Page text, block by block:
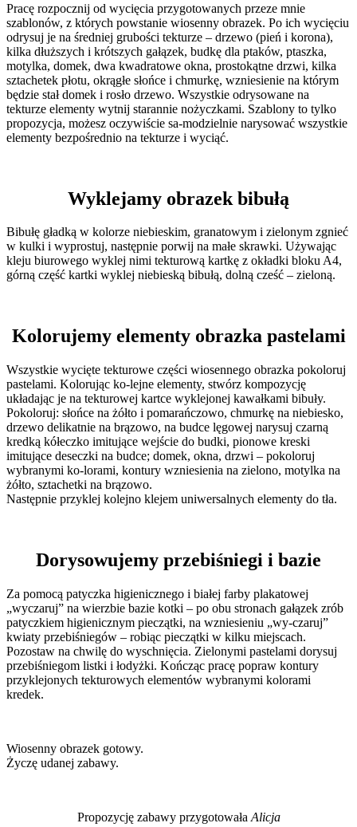
Pracę rozpocznij od wycięcia przygotowanych przeze mnie
szablonów, z których powstanie wiosenny obrazek. Po ich wycięciu
odrysuj je na średniej grubości tekturze – drzewo (pień i korona),
kilka dłuższych i krótszych gałązek, budkę dla ptaków, ptaszka,
motylka, domek, dwa kwadratowe okna, prostokątne drzwi, kilka
sztachetek płotu, okrągłe słońce i chmurkę, wzniesienie na którym
będzie stał domek i rosło drzewo. Wszystkie odrysowane na
tekturze elementy wytnij starannie nożyczkami. Szablony to tylko
propozycja, możesz oczywiście sa-modzielnie narysować wszystkie
elementy bezpośrednio na tekturze i wyciąć.
Wyklejamy obrazek bibułą
Bibułę gładką w kolorze niebieskim, granatowym i zielonym zgnieć
w kulki i wyprostuj, następnie porwij na małe skrawki. Używając
kleju biurowego wyklej nimi tekturową kartkę z okładki bloku A4,
górną część kartki wyklej niebieską bibułą, dolną cześć – zieloną.
Kolorujemy elementy obrazka pastelami
Wszystkie wycięte tekturowe części wiosennego obrazka pokoloruj
pastelami. Kolorując ko-lejne elementy, stwórz kompozycję
układając je na tekturowej kartce wyklejonej kawałkami bibuły.
Pokoloruj: słońce na żółto i pomarańczowo, chmurkę na niebiesko,
drzewo delikatnie na brązowo, na budce lęgowej narysuj czarną
kredką kółeczko imitujące wejście do budki, pionowe kreski
imitujące deseczki na budce; domek, okna, drzwi – pokoloruj
wybranymi ko-lorami, kontury wzniesienia na zielono, motylka na
żółto, sztachetki na brązowo.
Następnie przyklej kolejno klejem uniwersalnych elementy do tła.
Dorysowujemy przebiśniegi i bazie
Za pomocą patyczka higienicznego i białej farby plakatowej
„wyczaruj” na wierzbie bazie kotki – po obu stronach gałązek zrób
patyczkiem higienicznym pieczątki, na wzniesieniu „wy-czaruj”
kwiaty przebiśniegów – robiąc pieczątki w kilku miejscach.
Pozostaw na chwilę do wyschnięcia. Zielonymi pastelami dorysuj
przebiśniegom listki i łodyżki. Kończąc pracę popraw kontury
przyklejonych tekturowych elementów wybranymi kolorami
kredek.
Wiosenny obrazek gotowy.
Życzę udanej zabawy.
Propozycję zabawy przygotowała Alicja